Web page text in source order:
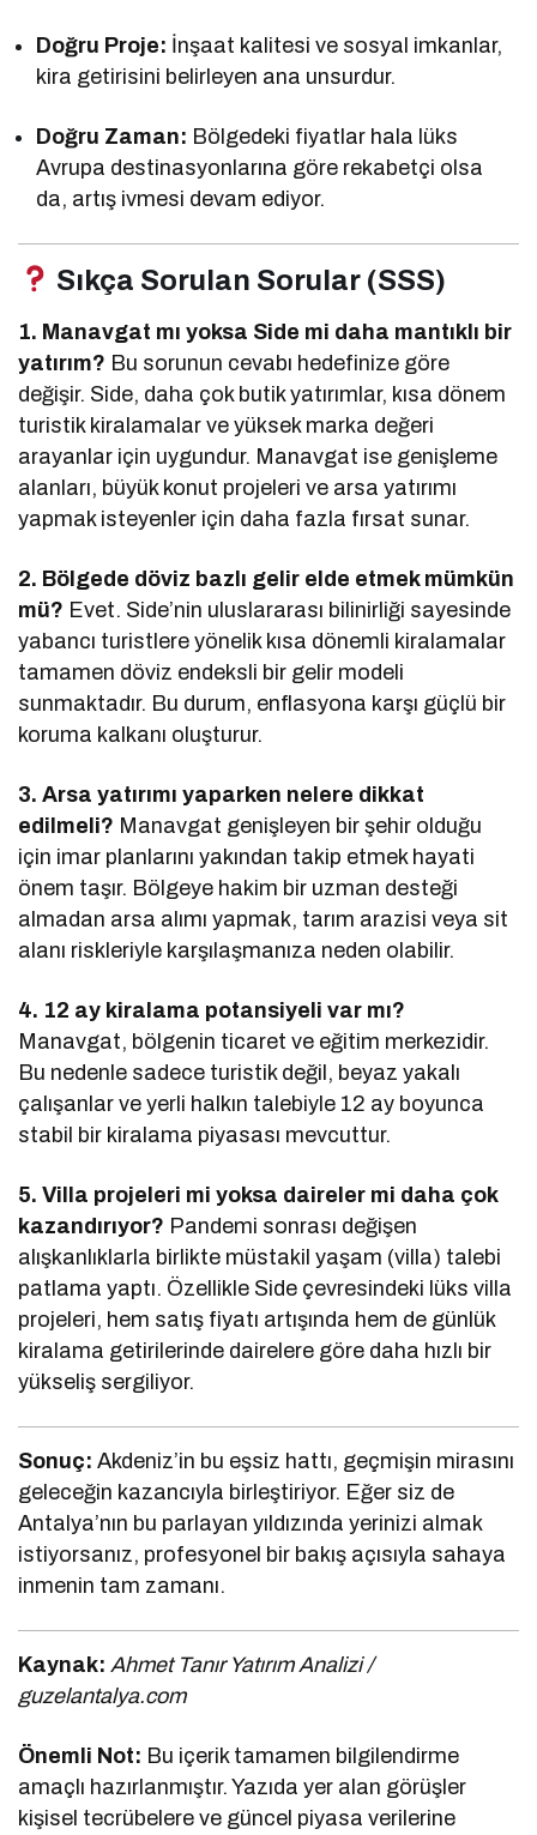
Doğru Proje: İnşaat kalitesi ve sosyal imkanlar,
kira getirisini belirleyen ana unsurdur.
Doğru Zaman: Bölgedeki fiyatlar hala lüks
Avrupa destinasyonlarına göre rekabetçi olsa
da, artış ivmesi devam ediyor.
Sıkça Sorulan Sorular (SSS)
1. Manavgat mı yoksa Side mi daha mantıklı bir
yatırım? Bu sorunun cevabı hedefinize göre
değişir. Side, daha çok butik yatırımlar, kısa dönem
turistik kiralamalar ve yüksek marka değeri
arayanlar için uygundur. Manavgat ise genişleme
alanları, büyük konut projeleri ve arsa yatırımı
yapmak isteyenler için daha fazla fırsat sunar.
2. Bölgede döviz bazlı gelir elde etmek mümkün
mü? Evet. Side’nin uluslararası bilinirliği sayesinde
yabancı turistlere yönelik kısa dönemli kiralamalar
tamamen döviz endeksli bir gelir modeli
sunmaktadır. Bu durum, enflasyona karşı güçlü bir
koruma kalkanı oluşturur.
3. Arsa yatırımı yaparken nelere dikkat
edilmeli? Manavgat genişleyen bir şehir olduğu
için imar planlarını yakından takip etmek hayati
önem taşır. Bölgeye hakim bir uzman desteği
almadan arsa alımı yapmak, tarım arazisi veya sit
alanı riskleriyle karşılaşmanıza neden olabilir.
4. 12 ay kiralama potansiyeli var mı?
Manavgat, bölgenin ticaret ve eğitim merkezidir.
Bu nedenle sadece turistik değil, beyaz yakalı
çalışanlar ve yerli halkın talebiyle 12 ay boyunca
stabil bir kiralama piyasası mevcuttur.
5. Villa projeleri mi yoksa daireler mi daha çok
kazandırıyor? Pandemi sonrası değişen
alışkanlıklarla birlikte müstakil yaşam (villa) talebi
patlama yaptı. Özellikle Side çevresindeki lüks villa
projeleri, hem satış fiyatı artışında hem de günlük
kiralama getirilerinde dairelere göre daha hızlı bir
yükseliş sergiliyor.
Sonuç: Akdeniz’in bu eşsiz hattı, geçmişin mirasını
geleceğin kazancıyla birleştiriyor. Eğer siz de
Antalya’nın bu parlayan yıldızında yerinizi almak
istiyorsanız, profesyonel bir bakış açısıyla sahaya
inmenin tam zamanı.
Kaynak: Ahmet Tanır Yatırım Analizi /
guzelantalya.com
Önemli Not: Bu içerik tamamen bilgilendirme
amaçlı hazırlanmıştır. Yazıda yer alan görüşler
kişisel tecrübelere ve güncel piyasa verilerine